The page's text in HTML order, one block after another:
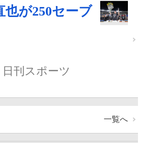
也が250セーブ
日刊スポーツ
一覧へ